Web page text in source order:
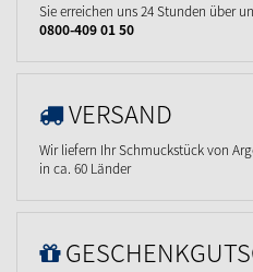
Sie erreichen uns 24 Stunden über
0800-409 01 50
VERSAND
Wir liefern Ihr Schmuckstück von
in ca. 60 Länder